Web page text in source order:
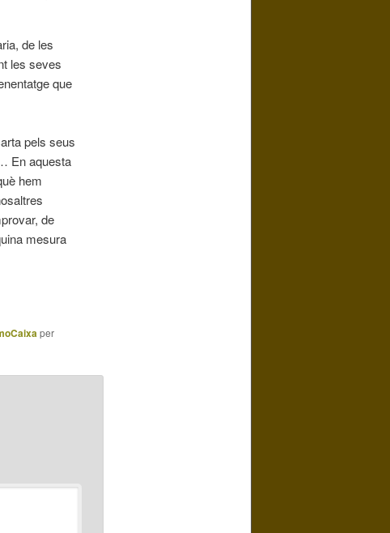
de les
les seves
que
pels seus
En aquesta
hem
de
mesura
per